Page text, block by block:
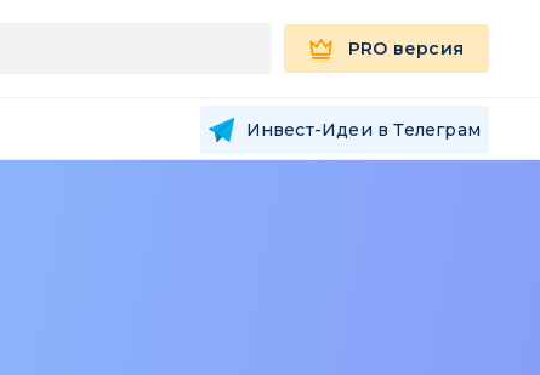
PRO версия
Инвест-Идеи в Телеграм